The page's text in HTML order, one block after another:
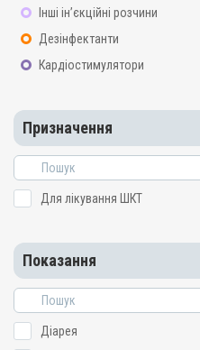
Інші ін’єкційні розчини
Дезінфектанти
Кардіостимулятори
Призначення
Для лікування ШКТ
Показання
Діарея